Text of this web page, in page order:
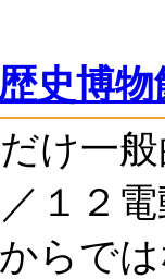
史博物
け一
１２
らで